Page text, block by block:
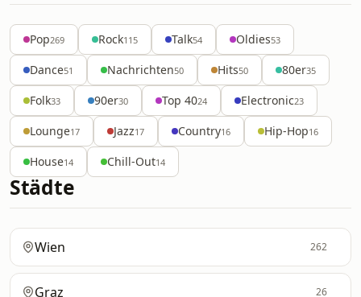
Pop269 Rock115 Talk54 Oldies53
Dance51 Nachrichten50 Hits50 80er35
Folk33 90er30 Top 4024 Electronic23
Lounge17 Jazz17 Country16 Hip-Hop16
House14 Chill-Out14
Städte
Wien 262
Graz 26